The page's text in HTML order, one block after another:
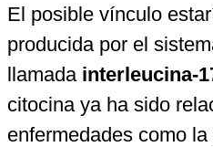
El posible vínculo
producida por el
llamada interleucina-
citocina ya ha sido
enfermedades como